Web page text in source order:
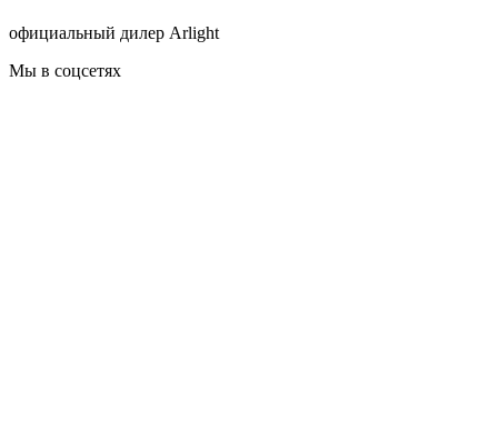
официальный дилер Arlight
Мы в соцсетях